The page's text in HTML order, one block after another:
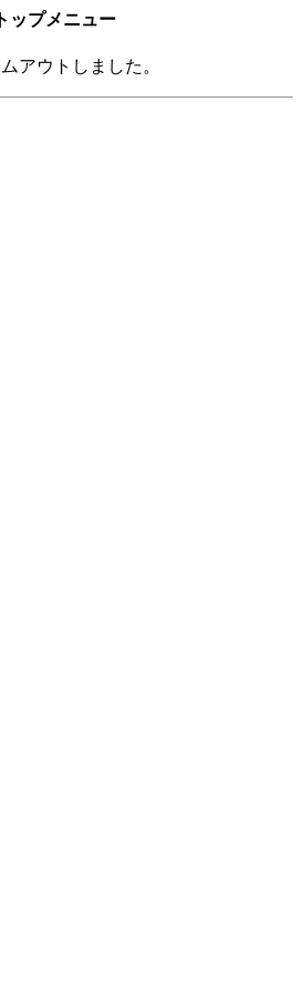
トップメニュー
アウトしました。